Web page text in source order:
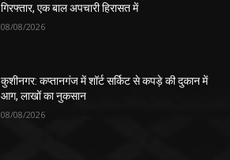
गिरफ्तार, एक बाल अपचारी हिरासत में
08/08/2026
कुशीनगर: कप्तानगंज में शॉर्ट सर्किट से कपड़े की दुकान में
आग, लाखों का नुकसान
08/08/2026